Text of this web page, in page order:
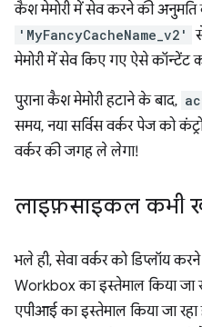
कैश मेमोरी में सेव करने की
'MyFancyCacheName_v2'
मेमोरी में सेव किए गए ऐसे कॉन्टेंट
पुराना कैश मेमोरी हटाने के बाद,
समय, नया सर्विस वर्कर पेज को
वर्कर की जगह ले लेगा!
लाइफ़साइकल कभी
भले ही, सेवा वर्कर को डिप्लॉय
Workbox का इस्तेमाल किया जा
एपीआई का इस्तेमाल किया जा रहा